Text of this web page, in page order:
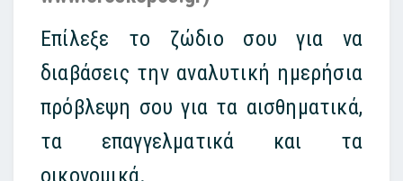
Επίλεξε το ζώδιο σου για να
διαβάσεις την αναλυτική ημερήσια
πρόβλεψη σου για τα αισθηματικά,
τα επαγγελματικά και τα
οικονομικά.